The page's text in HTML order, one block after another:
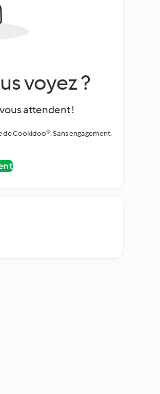
voyez ?
attendent !
de Cookidoo®. Sans engagement.